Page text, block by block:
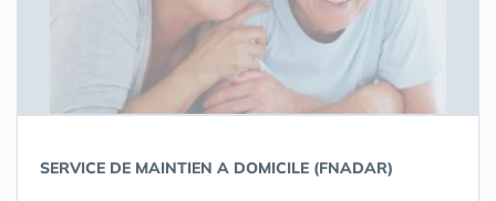
SERVICE DE MAINTIEN A DOMICILE (FNADAR)